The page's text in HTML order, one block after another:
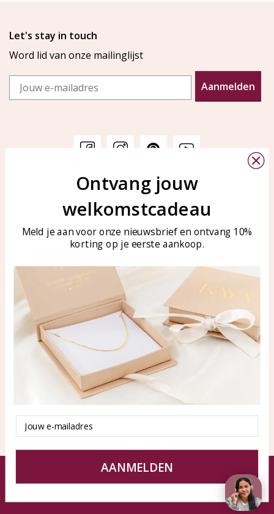
Let's stay in touch
Word lid van onze mailinglijst
Email
Aanmelden
Veelgestelde vragen
Sieraden onderhouden
KAYA Sieraden
Bellen of WhatsApp Ma-Vr
tussen 09:00-17:00
Tel: 0850003187
WhatsApp: 0850003187
klantenservice@kayasierade
Producten
Alle producten
Nieuwe producten
KAYA Sieraden
Over ons
Samenwerken?
Tips en Advies
Duurzaamheid
© KAYA Sieraden
Algemene voorwaarden Disclaimer Privacy Policy Sitemap
Ontvang jouw
welkomstcadeau
Meld je aan voor onze nieuwsbrief en ontvang 10%
korting op je eerste aankoop.
Email
AANMELDEN